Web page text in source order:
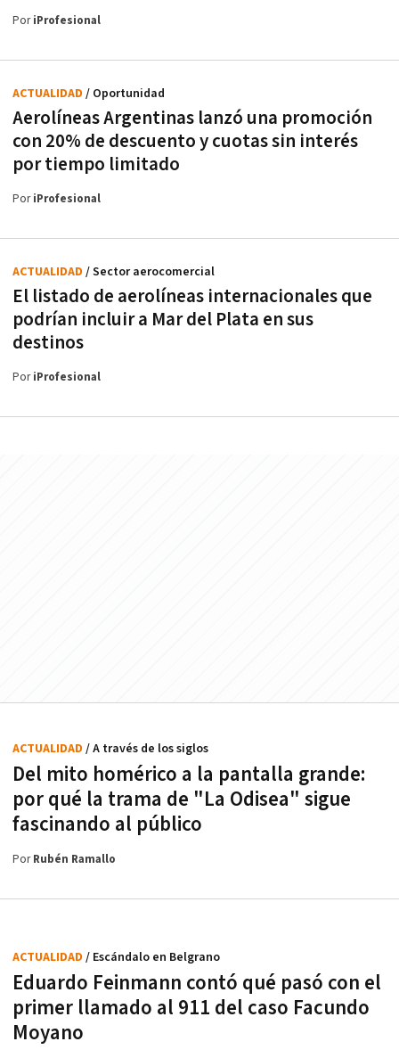
PoriProfesional
Aerolíneas Argentinas lanzó una promoción
con 20% de descuento y cuotas sin interés
por tiempo limitado
ACTUALIDAD / Oportunidad
PoriProfesional
El listado de aerolíneas internacionales que
podrían incluir a Mar del Plata en sus
destinos
ACTUALIDAD / Sector aerocomercial
PoriProfesional
Del mito homérico a la pantalla grande:
por qué la trama de "La Odisea" sigue
fascinando al público
ACTUALIDAD / A través de los siglos
PorRubén Ramallo
Eduardo Feinmann contó qué pasó con el
primer llamado al 911 del caso Facundo
Moyano
ACTUALIDAD / Escándalo en Belgrano